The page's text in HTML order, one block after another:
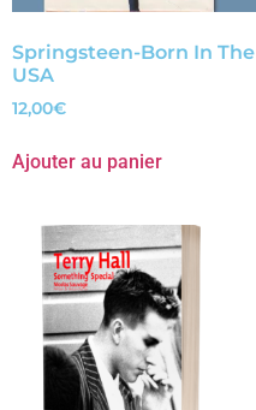
Springsteen-Born In The
USA
12,00€
Ajouter au panier